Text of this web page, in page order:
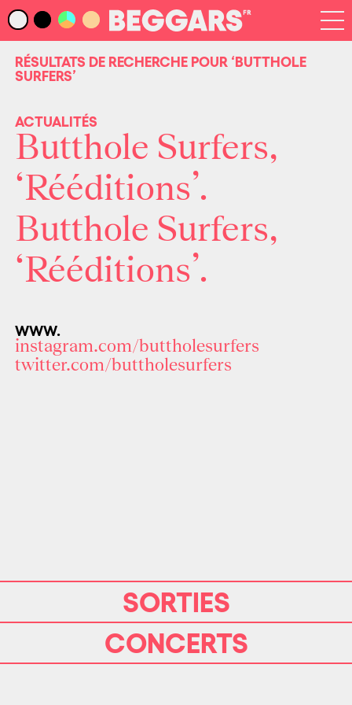
RÉSULTATS DE RECHERCHE POUR ‘BUTTHOLE
SURFERS’
ACTUALITÉS
Butthole Surfers,
‘Rééditions’.
Butthole Surfers,
‘Rééditions’.
WWW.
instagram.com/buttholesurfers
twitter.com/buttholesurfers
SORTIES
CONCERTS